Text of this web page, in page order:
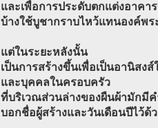
และเพื่อการประดับตกแต่งอาคา
บ้างใช้บูชากราบไหว้แทนองค์พร
แต่ในระยะหลังนั้น
เป็นการสร้างขึ้นเพื่อเป็นอานิสงส์
และบุคคลในครอบครัว
ที่บริเวณส่วนล่างของผืนผ้ามักมี
บอกชื่อผู้สร้างและวันเดือนปีไว้ด้